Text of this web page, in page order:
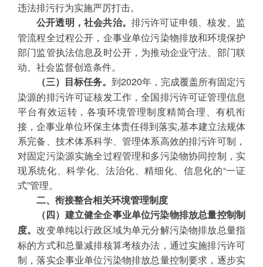
违法排污行为实施严厉打击。
公开透明，社会共治。 排污许可证申领、核发、监
管流程全过程公开，企事业单位污染物排放和环境保护
部门监管执法信息及时公开，为推动企业守法、部门联
动、社会监督创造条件。
（三）目标任务。 到2020年，完成覆盖所有固定污
染源的排污许可证核发工作，全国排污许可证管理信息
平台有效运转，各项环境管理制度精简合理、有机衔
接，企事业单位环保主体责任得到落实,基本建立法规体
系完备、技术体系科学、管理体系高效的排污许可制，
对固定污染源实施全过程管理和多污染物协同控制，实
现系统化、科学化、法治化、精细化、信息化的“一证
式”管理。
二、衔接整合相关环境管理制度
（四）建立健全企事业单位污染物排放总量控制制
度。改变单纯以行政区域为单元分解污染物排放总量指
标的方式和总量减排核算考核办法，通过实施排污许可
制，落实企事业单位污染物排放总量控制要求，逐步实